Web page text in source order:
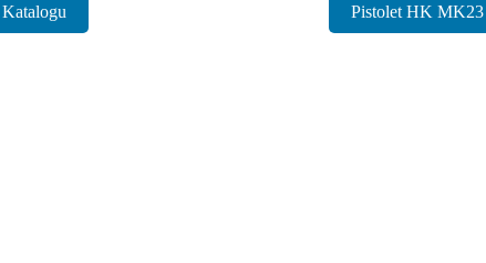
Pistolet HK MK23